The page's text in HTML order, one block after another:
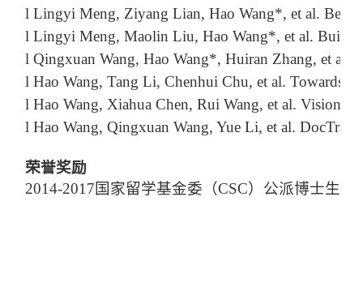
l Lingyi Meng, Ziyang Lian, Hao Wang*, et al.
l Lingyi Meng, Maolin Liu, Hao Wang*, et al.
l Qingxuan Wang, Hao Wang*, Huiran Zhang, et al.
l Hao Wang, Tang Li, Chenhui Chu, et al. Towards
l Hao Wang, Xiahua Chen, Rui Wang, et al. Vision-
l Hao Wang, Qingxuan Wang, Yue Li, et al.
荣誉奖励
2014-2017国家留学基金委（CSC）公派博士生奖